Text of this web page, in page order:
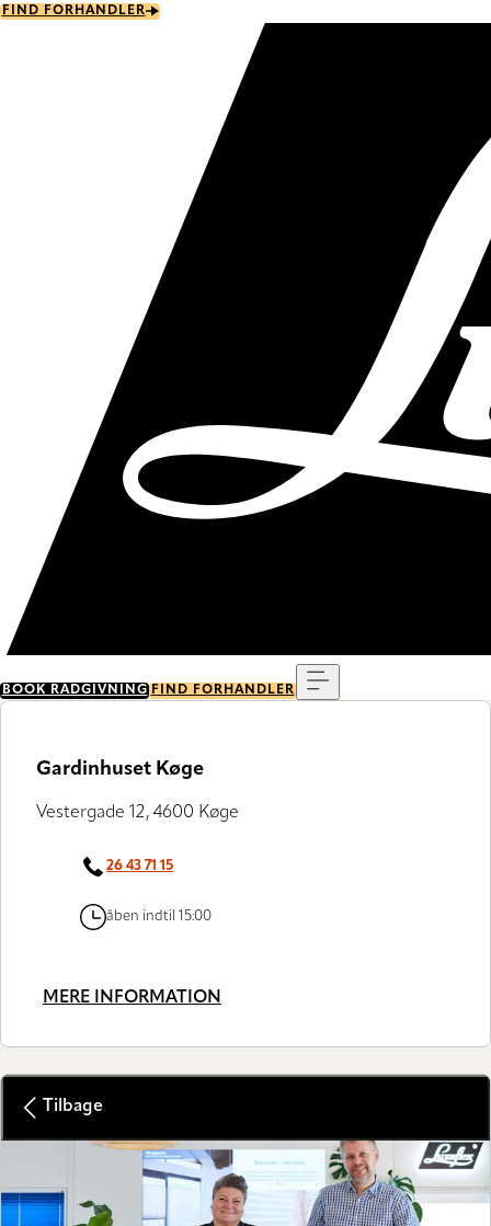
Skip
FIND FORHANDLER
BOOK RÅDGIVNING FIND FORHANDLER
Gardinhuset Køge
Vestergade 12, 4600 Køge
26 43 71 15
åben indtil 15:00
MERE INFORMATION
Tilbage